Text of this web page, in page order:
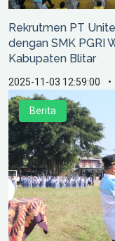
Rekrutmen PT
dengan SMK PGRI
Kabupaten Blitar
2025-11-03 12:59:00 •
Berita